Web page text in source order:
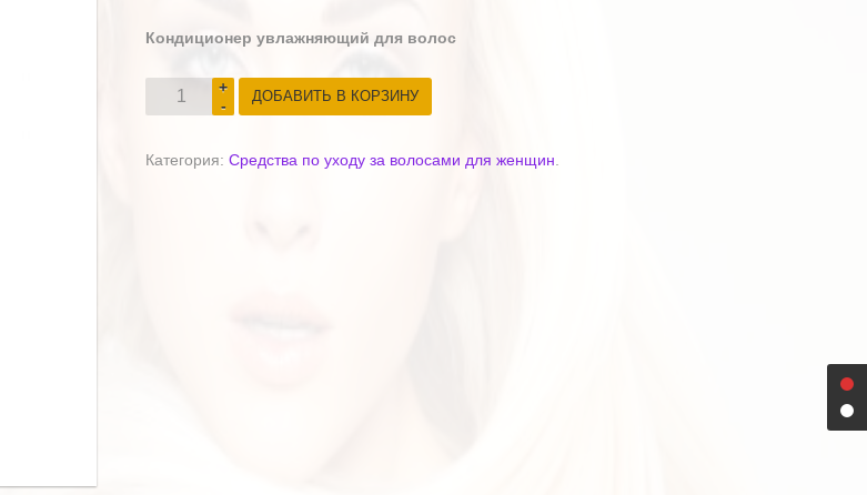
Кондиционер увлажняющий для волос
ДОБАВИТЬ В КОРЗИНУ
Категория: Средства по уходу за волосами для женщин